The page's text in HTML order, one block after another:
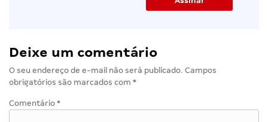
Deixe um comentário
O seu endereço de e-mail não será publicado. Campos
obrigatórios são marcados com *
Comentário *